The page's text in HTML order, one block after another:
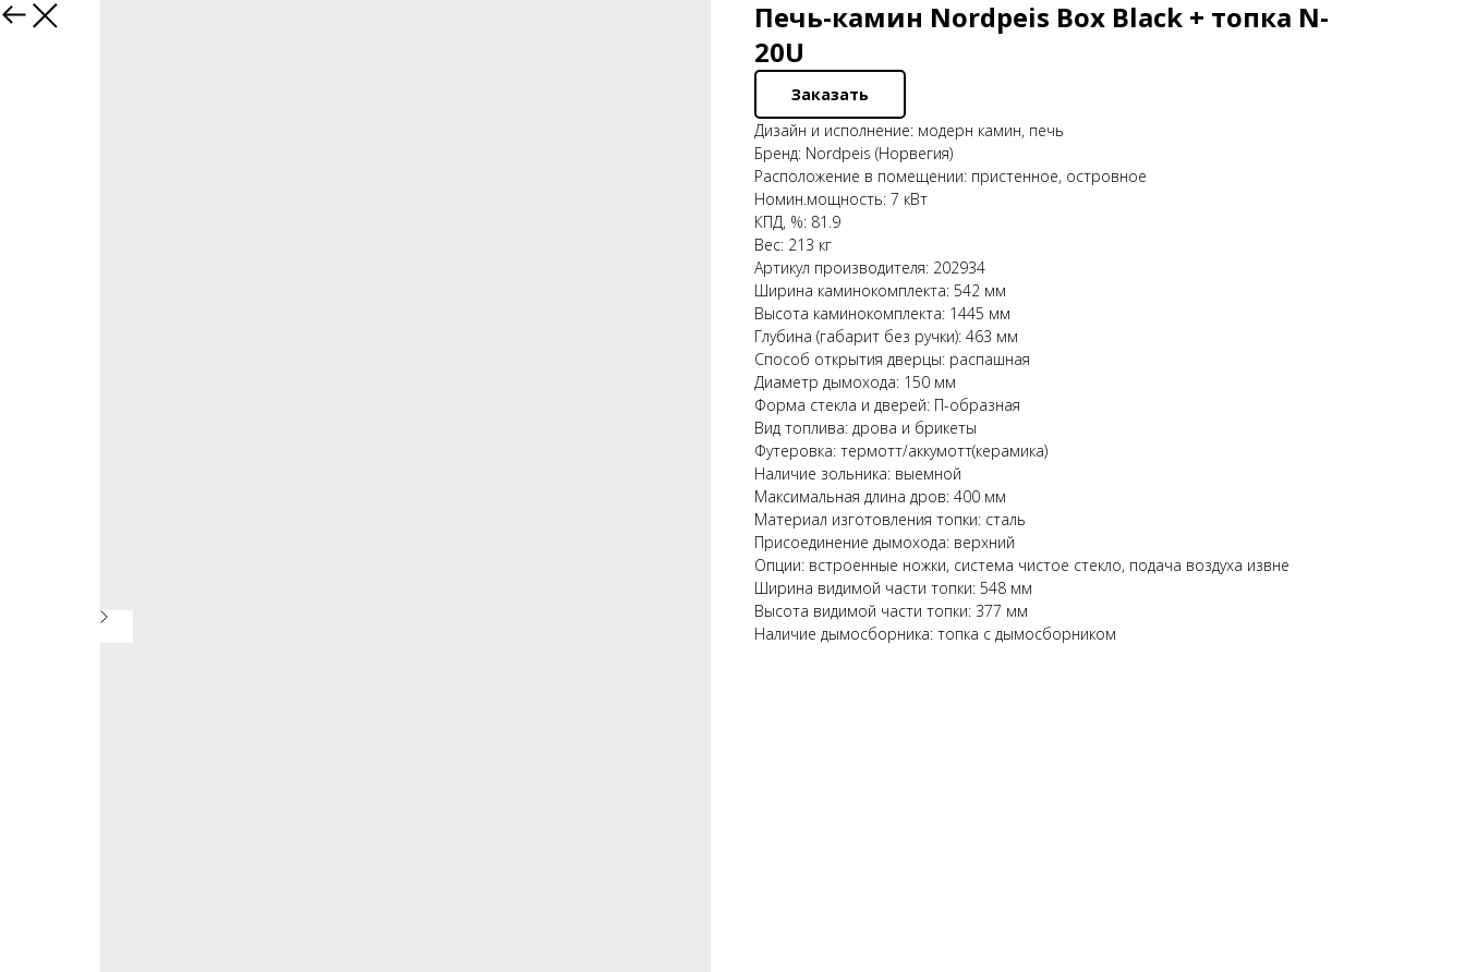
Печь-камин Nordpeis Box Black + топка N-
20U
Заказать
Дизайн и исполнение: модерн камин, печь
Бренд: Nordpeis (Норвегия)
Расположение в помещении: пристенное, островное
Номин.мощность: 7 кВт
КПД, %: 81.9
Вес: 213 кг
Артикул производителя: 202934
Ширина каминокомплекта: 542 мм
Высота каминокомплекта: 1445 мм
Глубина (габарит без ручки): 463 мм
Способ открытия дверцы: распашная
Диаметр дымохода: 150 мм
Форма стекла и дверей: П-образная
Вид топлива: дрова и брикеты
Футеровка: термотт/аккумотт(керамика)
Наличие зольника: выемной
Максимальная длина дров: 400 мм
Материал изготовления топки: сталь
Присоединение дымохода: верхний
Опции: встроенные ножки, система чистое стекло, подача воздуха извне
Ширина видимой части топки: 548 мм
Высота видимой части топки: 377 мм
Наличие дымосборника: топка с дымосборником